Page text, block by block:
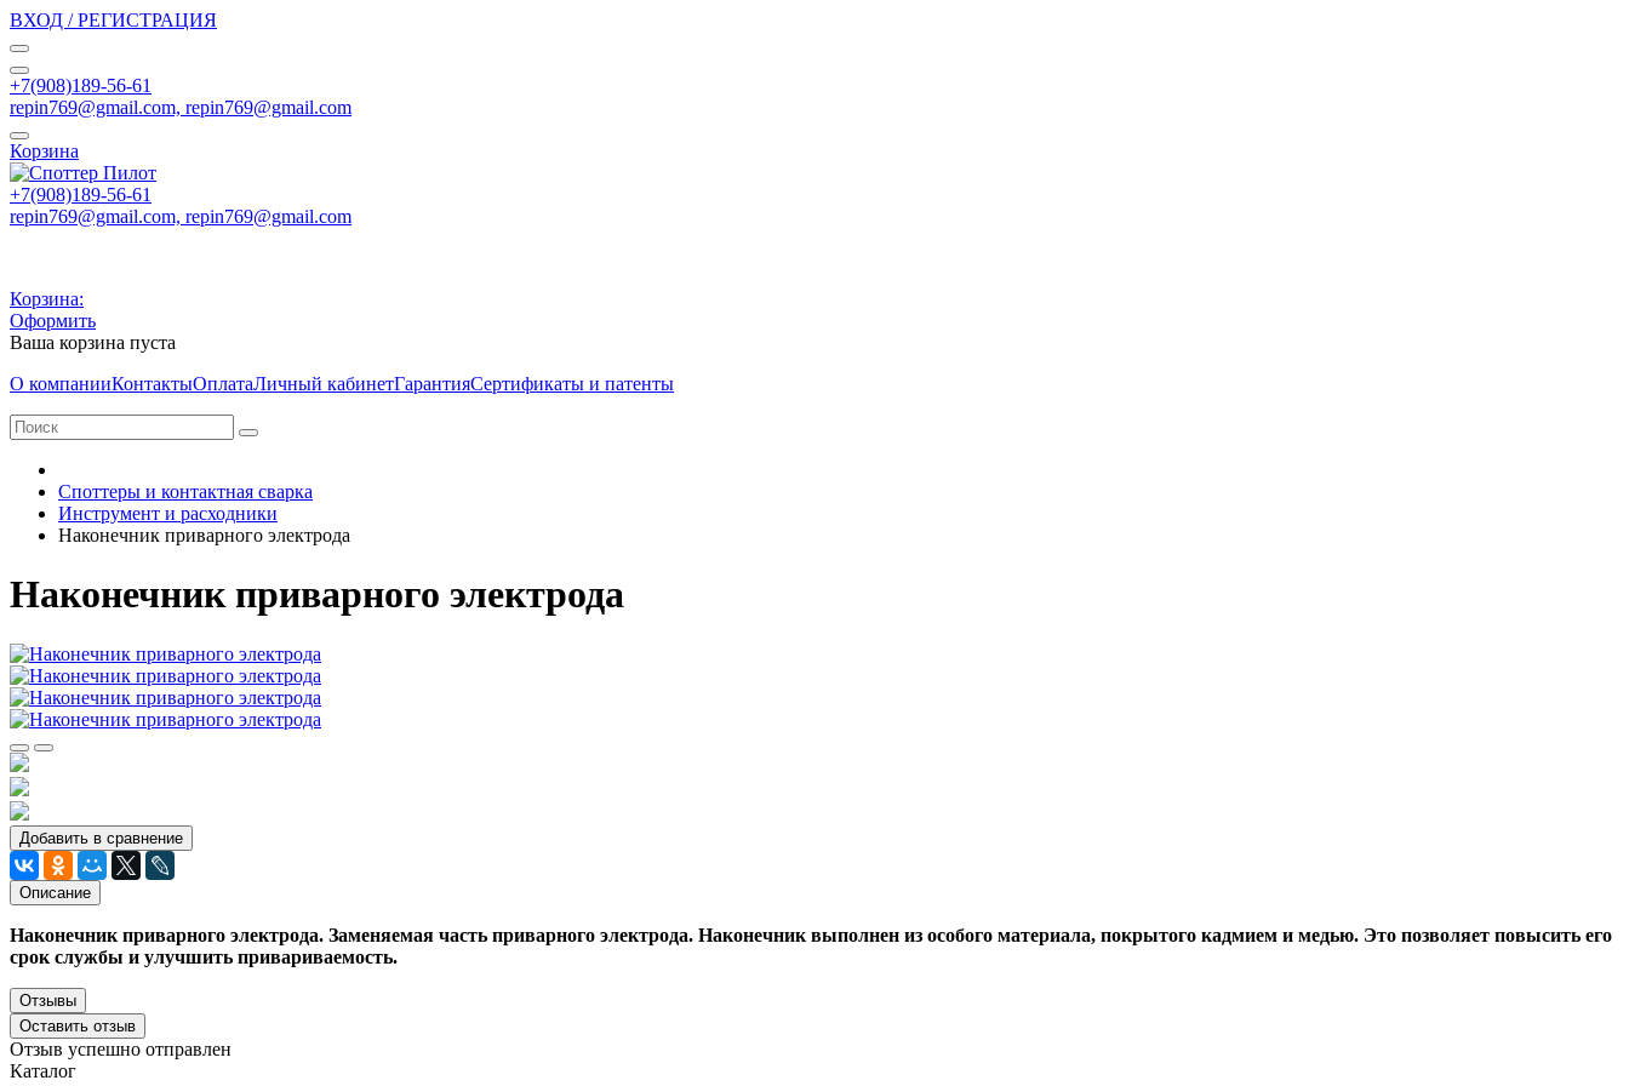
ВХОД / РЕГИСТРАЦИЯ
+7(908)189-56-61
repin769@gmail.com, repin769@gmail.com
Корзина
+7(908)189-56-61
repin769@gmail.com, repin769@gmail.com
Корзина:
Оформить
Ваша корзина пуста
О компанииКонтактыОплатаЛичный кабинетГарантияСертификаты и патенты
Споттеры и контактная сварка
Инструмент и расходники
Наконечник приварного электрода
Наконечник приварного электрода
Добавить в сравнение
Описание
Наконечник приварного электрода. Заменяемая часть приварного электрода. Наконечник выполнен из особого материала, покрытого кадмием и медью. Это позволяет повысить его
срок службы и улучшить привариваемость.
Отзывы
Оставить отзыв
Отзыв успешно отправлен
Каталог